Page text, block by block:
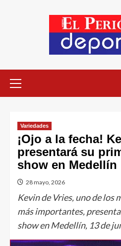
Variedades
¡Ojo a la fecha!
presentará su
show en Medellín
28 mayo, 2026
Kevin de Vries, uno de los
más importantes,
show en Medellín, 13 de